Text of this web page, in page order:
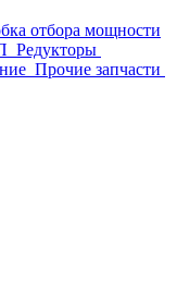
отбора мощности
Редукторы
Прочие запчасти